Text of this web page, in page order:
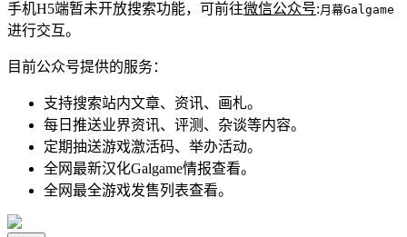
手机H5端暂未开放搜索功能，可前往微信公众号:月幕Galgame
进行交互。
目前公众号提供的服务：
支持搜索站内文章、资讯、画札。
每日推送业界资讯、评测、杂谈等内容。
定期抽送游戏激活码、举办活动。
全网最新汉化Galgame情报查看。
全网最全游戏发售列表查看。